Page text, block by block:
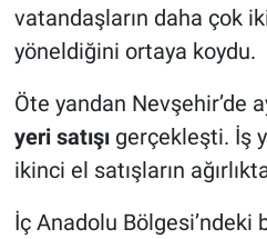
vatandaşların daha çok
yöneldiğini ortaya koydu.
Öte yandan Nevşehir’de
yeri satışıgerçekleşti. İş
ikinci el satışların
İç Anadolu Bölgesi’ndeki